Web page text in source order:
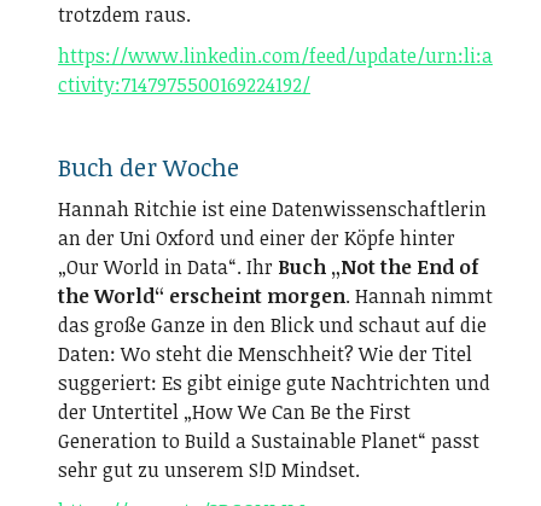
trotzdem raus.
https://www.linkedin.com/feed/update/urn:li:a
ctivity:7147975500169224192/
Buch der Woche
Hannah Ritchie ist eine Datenwissenschaftlerin
an der Uni Oxford und einer der Köpfe hinter
„Our World in Data“. Ihr Buch „Not the End of
the World“ erscheint morgen. Hannah nimmt
das große Ganze in den Blick und schaut auf die
Daten: Wo steht die Menschheit? Wie der Titel
suggeriert: Es gibt einige gute Nachtrichten und
der Untertitel „How We Can Be the First
Generation to Build a Sustainable Planet“ passt
sehr gut zu unserem S!D Mindset.